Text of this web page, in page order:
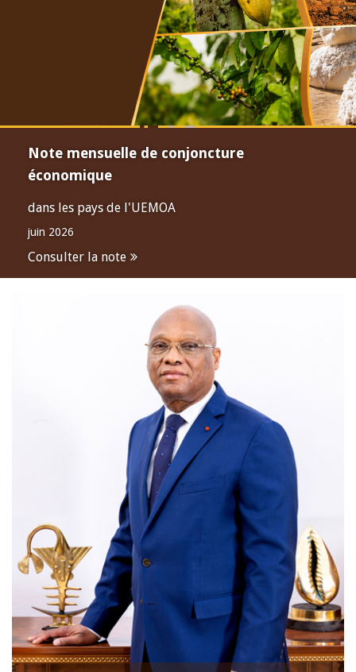
Note mensuelle de conjoncture
économique
dans les pays de l'UEMOA
juin 2026
Consulter la note